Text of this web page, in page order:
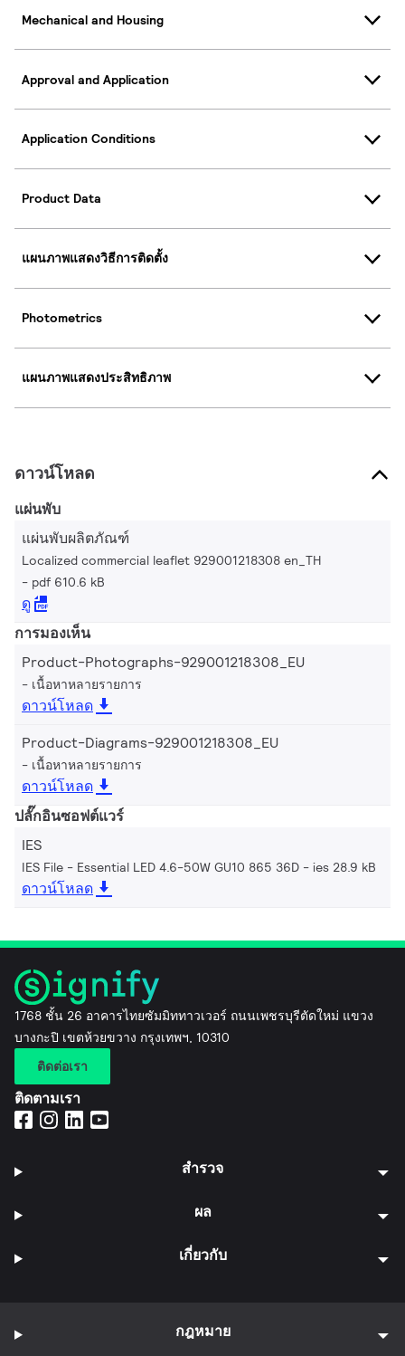
Mechanical and Housing
Approval and Application
Application Conditions
Product Data
แผนภาพแสดงวิธีการติดตั้ง
Photometrics
แผนภาพแสดงประสิทธิภาพ
ดาวน์โหลด
แผ่นพับ
แผ่นพับผลิตภัณฑ์
Localized commercial leaflet 929001218308 en_TH
pdf 610.6 kB
ดู
การมองเห็น
Product-Photographs-929001218308_EU
เนื้อหาหลายรายการ
ดาวน์โหลด
Product-Diagrams-929001218308_EU
เนื้อหาหลายรายการ
ดาวน์โหลด
ปลั๊กอินซอฟต์แวร์
IES
IES File - Essential LED 4.6-50W GU10 865 36D ies 28.9 kB
ดาวน์โหลด
1768 ชั้น 26 อาคารไทยซัมมิททาวเวอร์ ถนนเพชรบุรีตัดใหม่ แขวง
บางกะปิ เขตห้วยขวาง กรุงเทพฯ, 10310
ติดต่อเรา
ติดตามเรา
สำรวจ
ผล
เกี่ยวกับ
กฎหมาย